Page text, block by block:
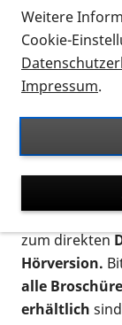
Thema
für blinde und
Auf dieser
Ort. Nutzen
nach Flyern
suchen. Die
postalischen
zum direkten
Hörversion.
alle
erhältlich
Weitere
Cookie-
Impressum.